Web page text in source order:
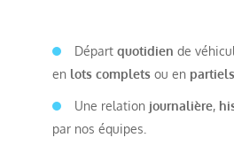
Départ quotidien de
en lots completsou en partiels
Une relationjournalière,
par nos équipes